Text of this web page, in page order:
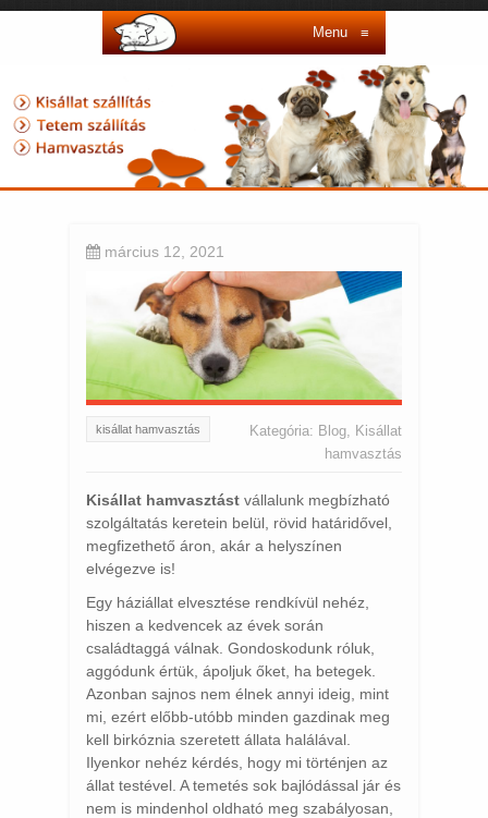
Menu≡
március 12, 2021
kisállat hamvasztás Kategória: Blog Kisállat
hamvasztás
Kisállat hamvasztást vállalunk megbízható
szolgáltatás keretein belül, rövid határidővel,
megfizethető áron, akár a helyszínen
elvégezve is!
Egy háziállat elvesztése rendkívül nehéz,
hiszen a kedvencek az évek során
családtaggá válnak. Gondoskodunk róluk,
aggódunk értük, ápoljuk őket, ha betegek.
Azonban sajnos nem élnek annyi ideig, mint
mi, ezért előbb-utóbb minden gazdinak meg
kell birkóznia szeretett állata halálával.
Ilyenkor nehéz kérdés, hogy mi történjen az
állat testével. A temetés sok bajlódással jár és
nem is mindenhol oldható meg szabályosan,